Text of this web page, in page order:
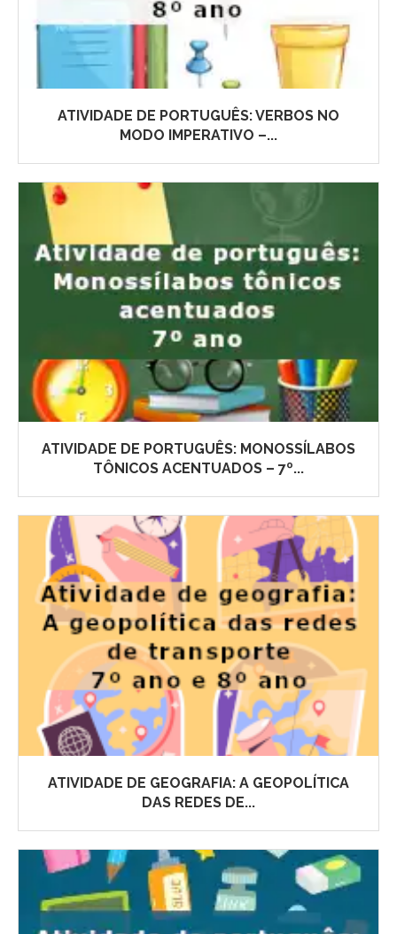
ATIVIDADE DE PORTUGUÊS: VERBOS NO
MODO IMPERATIVO –...
ATIVIDADE DE PORTUGUÊS: MONOSSÍLABOS
TÔNICOS ACENTUADOS – 7º...
ATIVIDADE DE GEOGRAFIA: A GEOPOLÍTICA
DAS REDES DE...